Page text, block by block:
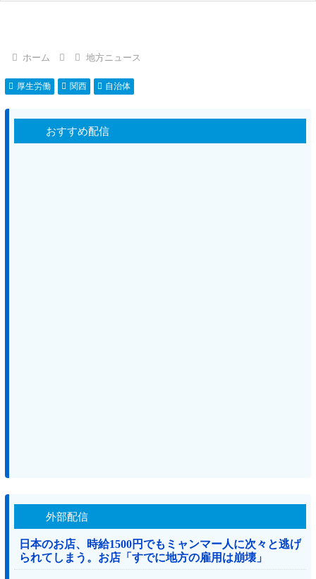
ホーム 地方ニュース
厚生労働 関西 自治体
おすすめ配信
外部配信
日本のお店、時給1500円でもミャンマー人に次々と逃げ
られてしまう。お店「すでに地方の雇用は崩壊」